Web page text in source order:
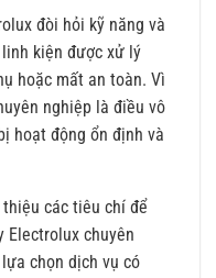
đòi hỏi kỹ năng và
kiện được xử lý
hoặc mất an toàn. Vì
nghiệp là điều vô
hoạt động ổn định và
các tiêu chí để
Electrolux chuyên
chọn dịch vụ có